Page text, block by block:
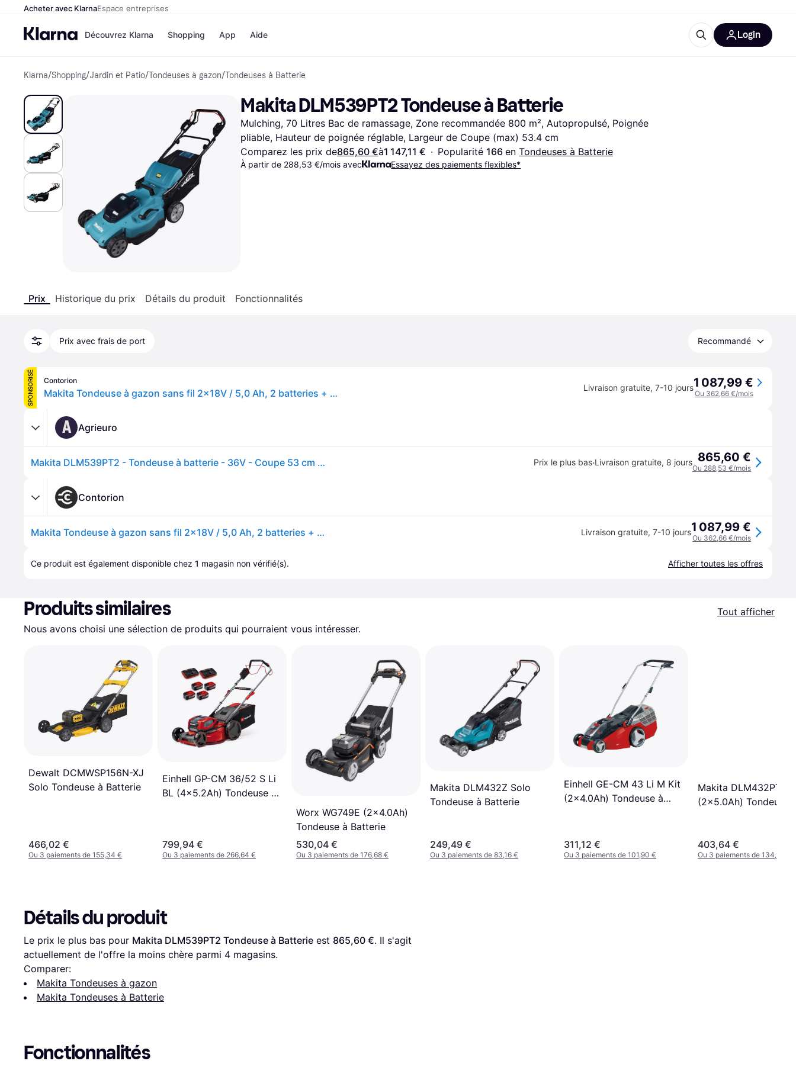
Acheter avec KlarnaEspace entreprises
Découvrez Klarna
Options de paiement
Payer maintenant
Paiement en 3 fois
Paiement à 30 jours
Klarna sur Apple Pay
Shopping et récompenses
Explorez les magasins
Abonnement
Solde
Comptes d’épargne
Compte épargne flex
Compte épargne fixe
Shopping
Magasins
Airbnb
Booking.com
Temu
JD Sports
Beauté
Vêtements
Jouets
Maisons et Intérieurs
Son et Vision
Sports et Plein air
Informatique
Téléphones & Wearables
Enfants et Famille
Transports Motorisés
Jardin et Patio
Appareils de Cuisine
Appareils
électroménagers
App Aide Login
Klarna/Shopping/Jardin et Patio/Tondeuses à gazon/Tondeuses à Batterie
Makita DLM539PT2 Tondeuse à Batterie
Mulching, 70 Litres Bac de ramassage, Zone recommandée 800 m², Autopropulsé, Poignée
pliable, Hauteur de poignée réglable, Largeur de Coupe (max) 53.4 cm
Comparez les prix de865,60 €à1 147,11 € · Popularité 166 en Tondeuses à Batterie
À partir de 288,53 €/mois avec Essayez des paiements flexibles*
Prix Historique du prix Détails du produit Fonctionnalités
Prix avec frais de port Recommandé
SPONSORISÉ Contorion
Makita Tondeuse à gazon sans fil 2x18V / 5,0 Ah, 2 batteries + chargeur Livraison gratuite, 7-10 jours1 087,99 €
Ou 362,66 €/mois
A Agrieuro
Makita DLM539PT2 - Tondeuse à batterie - 36V - Coupe 53 cm - 2x 18V 5Ah Prix le plus bas·Livraison gratuite, 8 jours 865,60 €
Ou 288,53 €/mois
Contorion
Makita Tondeuse à gazon sans fil 2x18V / 5,0 Ah, 2 batteries + chargeur Livraison gratuite, 7-10 jours1 087,99 €
Ou 362,66 €/mois
Ce produit est également disponible chez 1 magasin non vérifié(s). Afficher toutes les offres
Produits similaires
Tout afficher
Nous avons choisi une sélection de produits qui pourraient vous intéresser.
Dewalt DCMWSP156N-XJ
Solo Tondeuse à Batterie
466,02 €
Ou 3 paiements de 155,34 €
Einhell GP-CM 36/52 S Li
BL (4x5.2Ah) Tondeuse à
799,94 €
Ou 3 paiements de 266,64 €
Worx WG749E (2x4.0Ah)
Tondeuse à Batterie
530,04 €
Ou 3 paiements de 176,68 €
Makita DLM432Z Solo
Tondeuse à Batterie
249,49 €
Ou 3 paiements de 83,16 €
Einhell GE-CM 43 Li M Kit
(2x4.0Ah) Tondeuse à
311,12 €
Ou 3 paiements de 101,90 €
Makita DLM432PT2
(2x5.0Ah) Tondeuse
403,64 €
Ou 3 paiements de 134,54 €
Détails du produit
Le prix le plus bas pour Makita DLM539PT2 Tondeuse à Batterie est 865,60 €. Il s'agit
actuellement de l'offre la moins chère parmi 4 magasins.
Comparer:
Makita Tondeuses à gazon
Makita Tondeuses à Batterie
Fonctionnalités